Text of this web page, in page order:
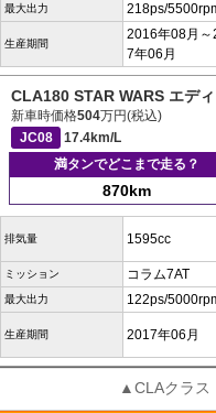
最大出力 218ps/
生産期間
2016年08月～
7年06月
CLA180 STAR WARS エデ
新車時価格504万円(税込)
JC08
17.4km/L
満タンでどこまで走る？
870km
排気量 1595cc
ミッション コラム7AT
最大出力 122ps/
生産期間 2017年06月
▲CLAクラス